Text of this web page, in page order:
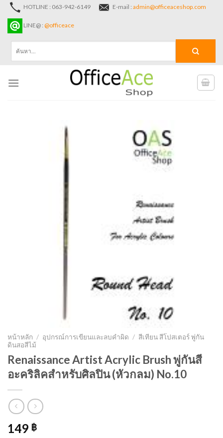
Skip
content
HOTLINE : 063-942-6149 E-mail : admin@officeaceshop.com
LINE@ : @officeace
หน้าหลัก / อุปกรณ์การเขียนและลบคำผิด / สีเทียน สีโปสเตอร์ พู่กัน
ดินสอสีไม้
Renaissance Artist Acrylic Brush พู่กันสี
อะคริลิคสำหรับศิลปิน (หัวกลม) No.10
149 ฿